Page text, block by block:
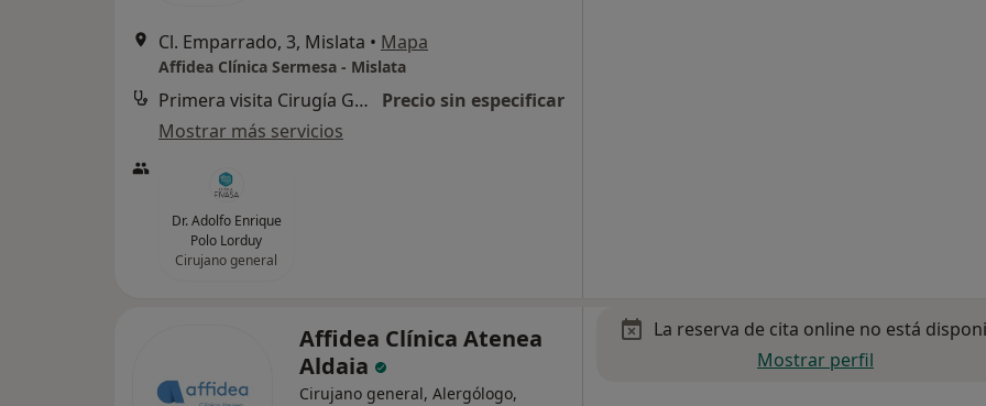
Cl. Emparrado, 3, Mislata • Mapa
Affidea Clínica Sermesa - Mislata
Primera visita Cirugía General y Ap. Digestivo
Precio sin especificar
Mostrar más servicios
Dr. Adolfo Enrique
Polo Lorduy
Cirujano general
Affidea Clínica Atenea
Aldaia
Cirujano general, Alergólogo,
La reserva de cita online no está
Mostrar perfil